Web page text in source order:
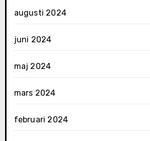
augusti 2024
juni 2024
maj 2024
mars 2024
februari 2024